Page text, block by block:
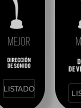
MEJOR
LISTADO